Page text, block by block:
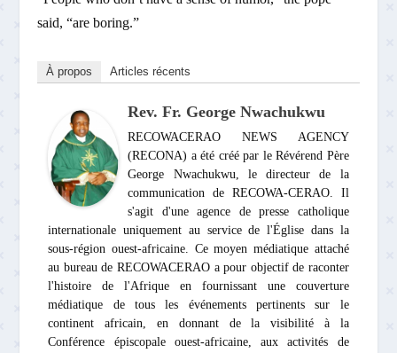
said, “are boring.”
À propos Articles récents
Rev. Fr. George Nwachukwu
RECOWACERAO NEWS AGENCY
(RECONA) a été créé par le Révérend Père
George Nwachukwu, le directeur de la
communication de RECOWA-CERAO. Il
s'agit d'une agence de presse catholique
internationale uniquement au service de l'Église dans la
sous-région ouest-africaine. Ce moyen médiatique attaché
au bureau de RECOWACERAO a pour objectif de raconter
l'histoire de l'Afrique en fournissant une couverture
médiatique de tous les événements pertinents sur le
continent africain, en donnant de la visibilité à la
Conférence épiscopale ouest-africaine, aux activités de